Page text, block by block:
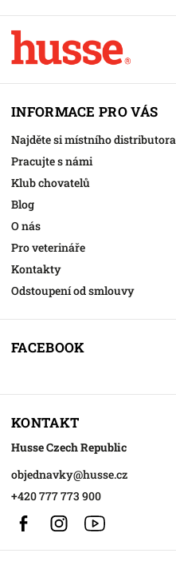
INFORMACE PRO VÁS
Najděte si místního distributora
Pracujte s námi
Klub chovatelů
Blog
O nás
Pro veterináře
Kontakty
Odstoupení od smlouvy
FACEBOOK
KONTAKT
Husse Czech Republic
objednavky@husse.cz
+420 777 773 900
FacebookInstagram